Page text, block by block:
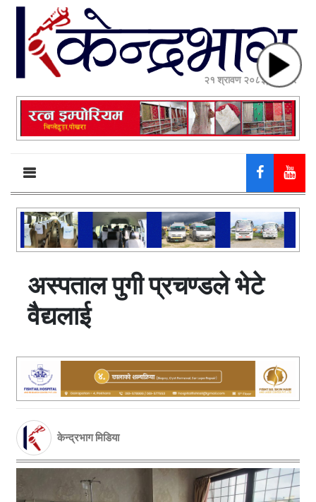
२१ श्रावण २०८३, बिहीबार
अस्पताल पुगी प्रचण्डले भेटे
वैद्यलाई
केन्द्रभाग मिडिया